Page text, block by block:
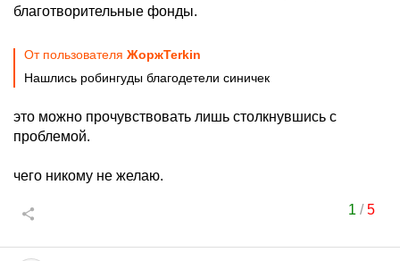
благотворительные фонды.
От пользователя ЖоржTerkin
Нашлись робингуды благодетели синичек
это можно прочувствовать лишь столкнувшись с
проблемой.
чего никому не желаю.
1 /5